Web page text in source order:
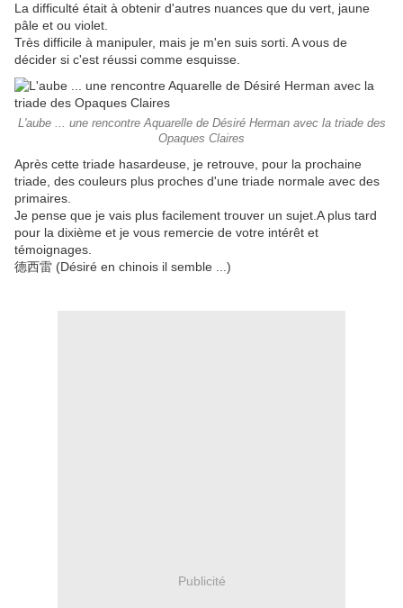
La difficulté était à obtenir d'autres nuances que du vert, jaune
pâle et ou violet.
Très difficile à manipuler, mais je m'en suis sorti. A vous de
décider si c'est réussi comme esquisse.
L'aube ... une rencontre Aquarelle de Désiré Herman avec la triade des
Opaques Claires
Après cette triade hasardeuse, je retrouve, pour la prochaine
triade, des couleurs plus proches d'une triade normale avec des
primaires.
Je pense que je vais plus facilement trouver un sujet.A plus tard
pour la dixième et je vous remercie de votre intérêt et
témoignages.
德西雷 (Désiré en chinois il semble ...)
Publicité